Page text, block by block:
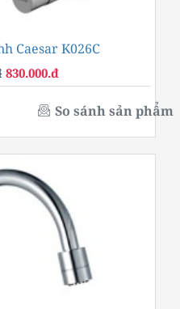
Caesar K026C
830.000.đ
So sánh sản phẩm